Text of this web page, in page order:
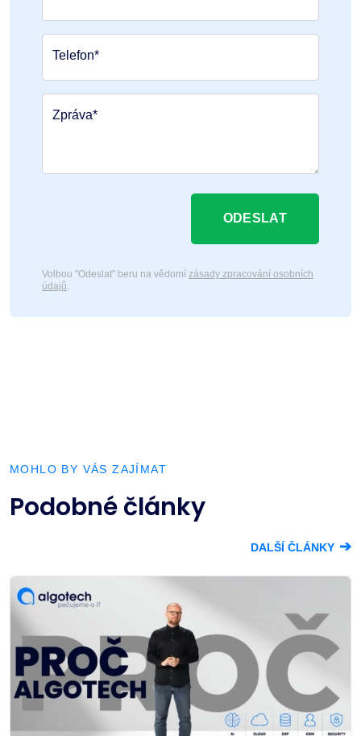
Telefon*
Zpráva*
ODESLAT
Volbou "Odeslat" beru na vědomí zásady zpracování osobních
údajů
MOHLO BY VÁS ZAJÍMAT
Podobné články
DALŠÍ ČLÁNKY ➔